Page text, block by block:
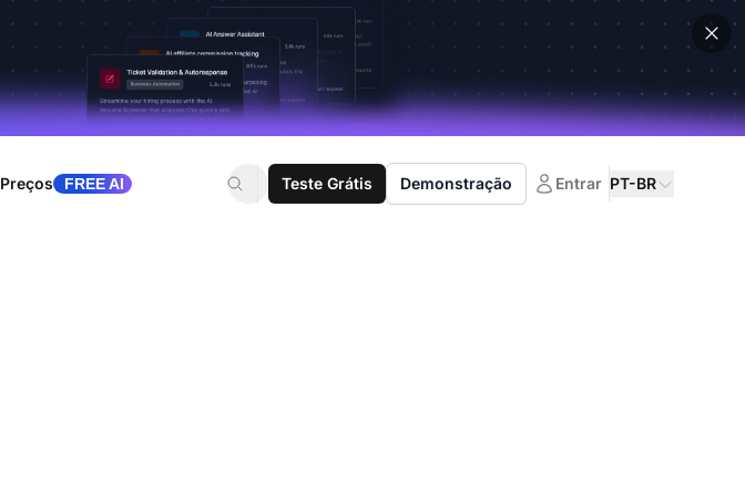
Preços FREE AI Teste Grátis Demonstração Entrar PT-BR